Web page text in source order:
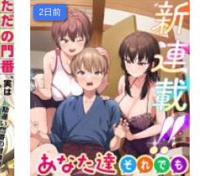
2日前